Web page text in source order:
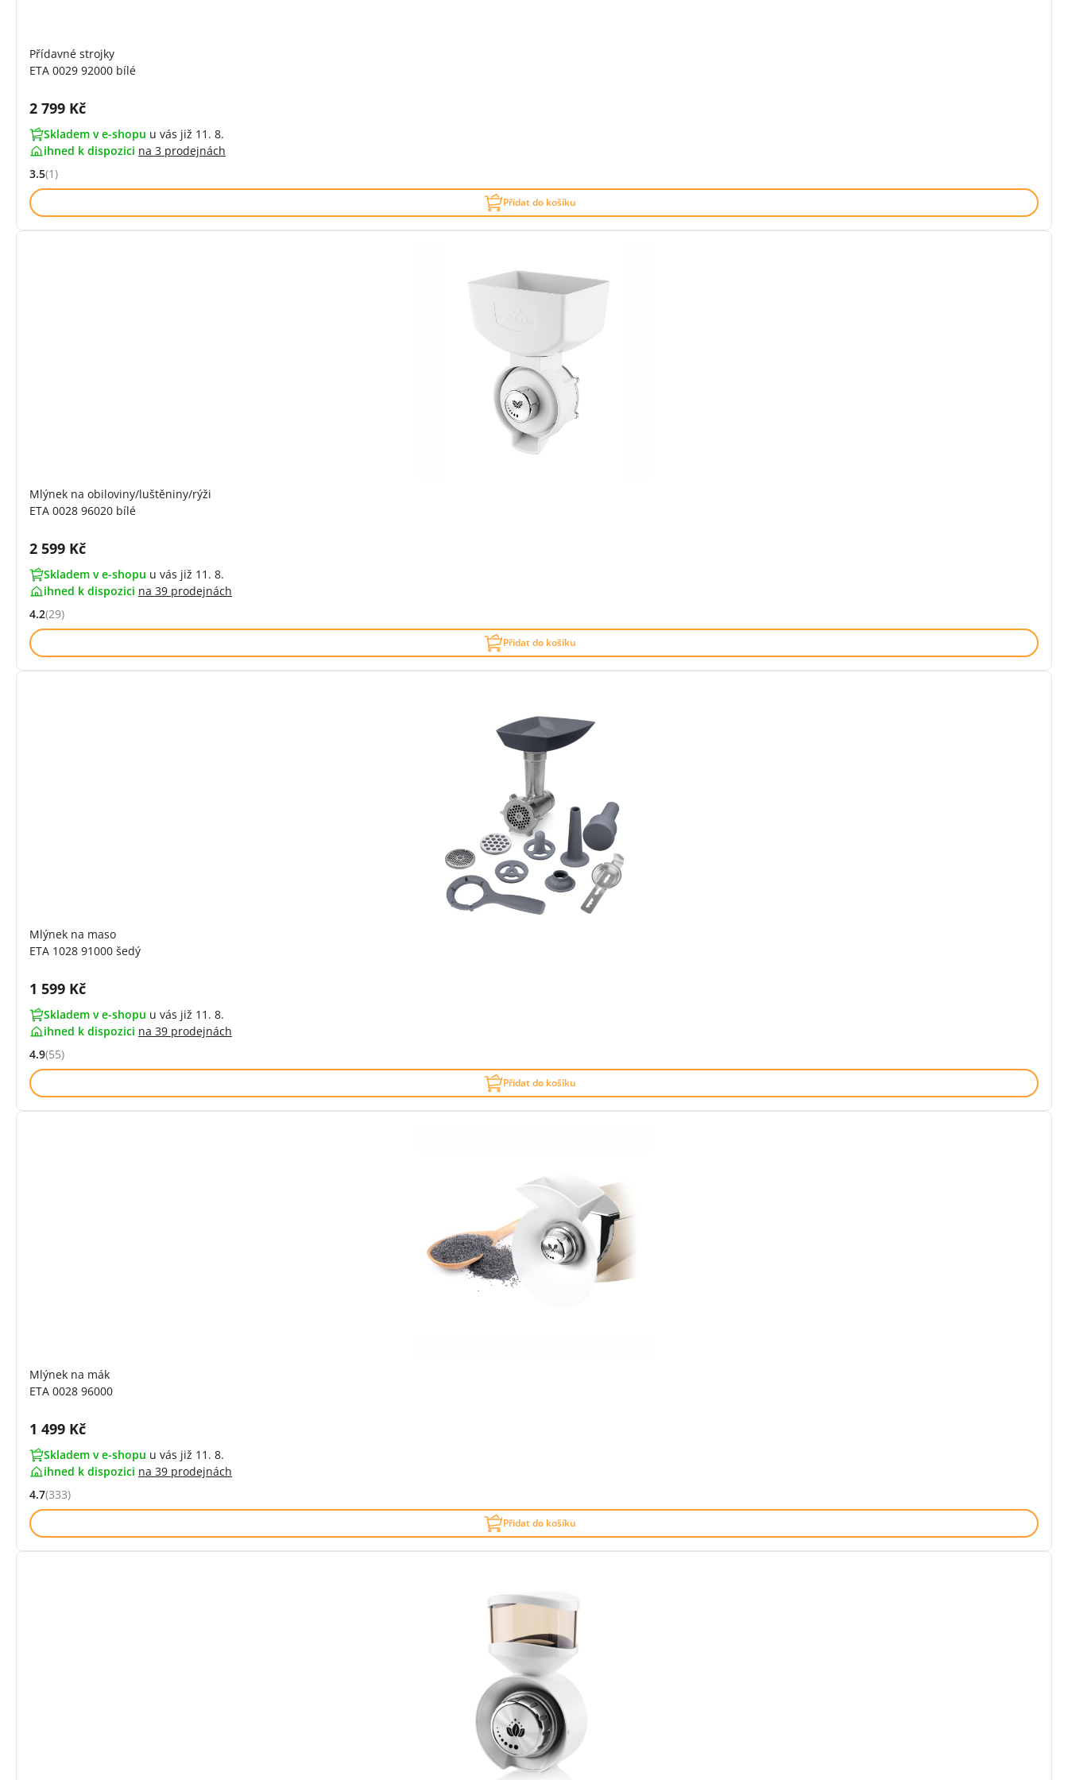
Přídavné strojky
ETA 0029 92000 bílé
Cena s DPH:
2 799 Kč
Skladem v e-shopu u vás již 11. 8.
ihned k dispozici na 3 prodejnách
Hodnocení: 3.5 z 5 (1 recenzí)
3.5(1)
Přidat do košíku
Mlýnek na obiloviny/luštěniny/rýži
ETA 0028 96020 bílé
Cena s DPH:
2 599 Kč
Skladem v e-shopu u vás již 11. 8.
ihned k dispozici na 39 prodejnách
Hodnocení: 4.2 z 5 (29 recenzí)
4.2(29)
Přidat do košíku
Mlýnek na maso
ETA 1028 91000 šedý
Cena s DPH:
1 599 Kč
Skladem v e-shopu u vás již 11. 8.
ihned k dispozici na 39 prodejnách
Hodnocení: 4.9 z 5 (55 recenzí)
4.9(55)
Přidat do košíku
Mlýnek na mák
ETA 0028 96000
Cena s DPH:
1 499 Kč
Skladem v e-shopu u vás již 11. 8.
ihned k dispozici na 39 prodejnách
Hodnocení: 4.7 z 5 (333 recenzí)
4.7(333)
Přidat do košíku